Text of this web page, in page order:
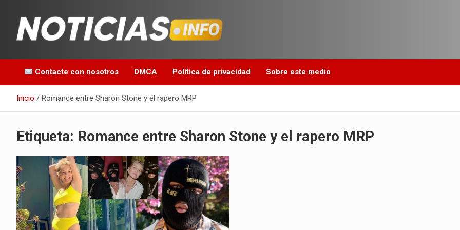
contenido
Noticias en español
Contacte con nosotros DMCA Política de privacidad Sobre este medio
Inicio Romance entre Sharon Stone y el rapero MRP
Etiqueta: Romance entre Sharon Stone y el rapero MRP